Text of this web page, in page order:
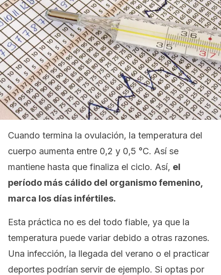
Cuando termina la ovulación, la temperatura del
cuerpo aumenta entre 0,2 y 0,5 °C. Así se
mantiene hasta que finaliza el ciclo. Así, el
período más cálido del organismo femenino,
marca los días infértiles.
Esta práctica no es del todo fiable, ya que la
temperatura puede variar debido a otras razones.
Una infección, la llegada del verano o el practicar
deportes podrían servir de ejemplo. Si optas por